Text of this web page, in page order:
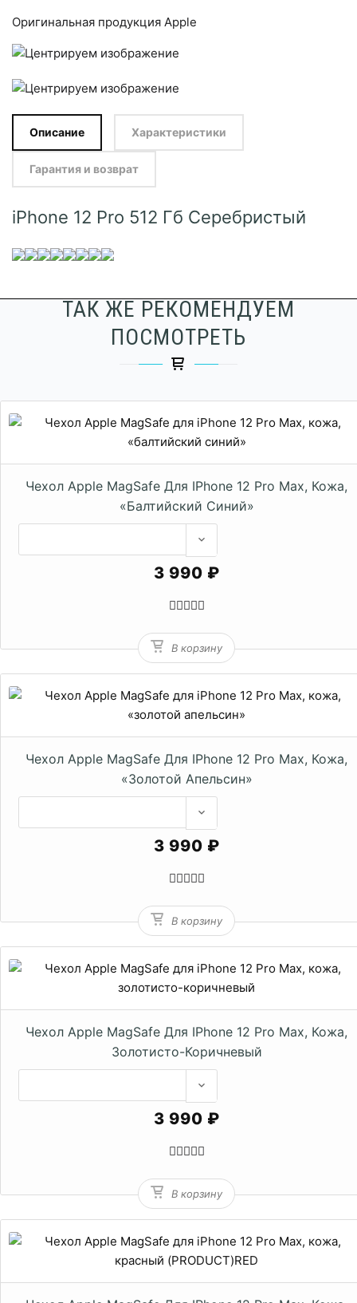
Оригинальная продукция Apple
Описание Характеристики
Гарантия и возврат
iPhone 12 Pro 512 Гб Серебристый
ТАК ЖЕ РЕКОМЕНДУЕМ
ПОСМОТРЕТЬ
Чехол Apple MagSafe Для IPhone 12 Pro Max, Кожа,
«балтийский Синий»
3 990 ₽
В корзину
Чехол Apple MagSafe Для IPhone 12 Pro Max, Кожа,
«золотой Апельсин»
3 990 ₽
В корзину
Чехол Apple MagSafe Для IPhone 12 Pro Max, Кожа,
Золотисто-Коричневый
3 990 ₽
В корзину